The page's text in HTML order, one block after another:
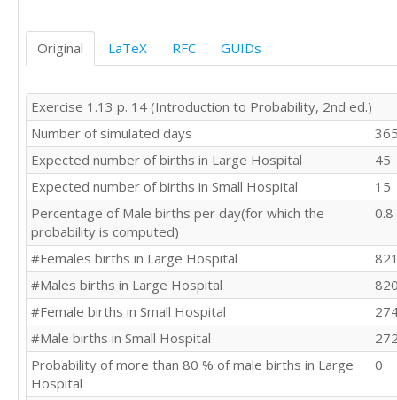
Original LaTeX RFC GUIDs
Exercise 1.13 p. 14 (Introduction to Probability, 2nd ed.)
Number of simulated days
Expected number of births in Large Hospital
45
Expected number of births in Small Hospital
15
Percentage of Male births per day(for which the
probability is computed)
0.8
#Females births in Large Hospital
#Males births in Large Hospital
#Female births in Small Hospital
#Male births in Small Hospital
Probability of more than 80 % of male births in Large
Hospital
0